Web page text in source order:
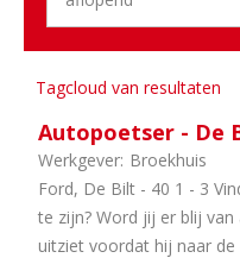
Autoverhuur
Trucks
Equipment
Aantal
uren
Tagcloud van resultaten
Autopoetser - De
Werkgever: Broekhuis
Ford, De Bilt - 40 1 - 3
te zijn? Word jij er blij
uitziet voordat hij naar